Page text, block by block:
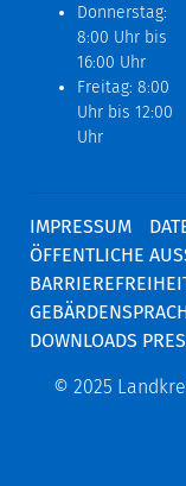
Donnerstag:
8:00 Uhr bis
16:00 Uhr
Freitag: 8:00
Uhr bis 12:00
Uhr
IMPRESSUM
ÖFFENTLICHE
DOWNLOADS
© 2025